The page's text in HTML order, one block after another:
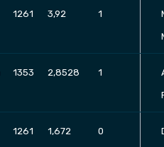
1261 3,92 1
1353 2,8528 1
1261 1,672 0